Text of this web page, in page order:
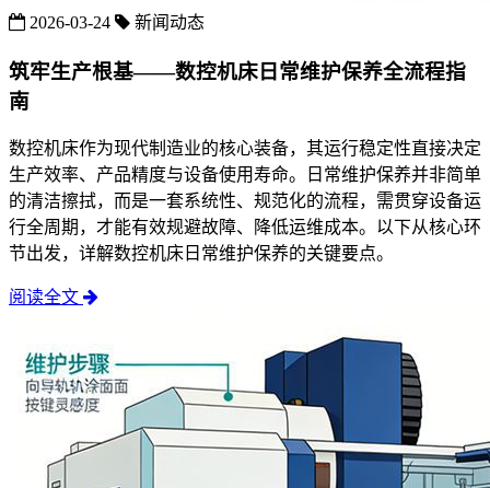
2026-03-24 新闻动态
筑牢生产根基——数控机床日常维护保养全流程指
南
数控机床作为现代制造业的核心装备，其运行稳定性直接决定
生产效率、产品精度与设备使用寿命。日常维护保养并非简单
的清洁擦拭，而是一套系统性、规范化的流程，需贯穿设备运
行全周期，才能有效规避故障、降低运维成本。以下从核心环
节出发，详解数控机床日常维护保养的关键要点。
阅读全文